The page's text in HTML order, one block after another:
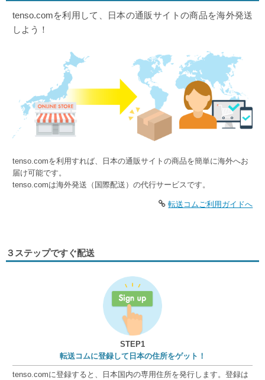
tenso.comを利用して、日本の通販サイトの商品を海外発送
しよう！
tenso.comを利用すれば、日本の通販サイトの商品を簡単に海外へお
届け可能です。
tenso.comは海外発送（国際配送）の代行サービスです。
転送コムご利用ガイドへ
３ステップですぐ配送
STEP1
転送コムに登録して日本の住所をゲット！
tenso.comに登録すると、日本国内の専用住所を発行します。登録は